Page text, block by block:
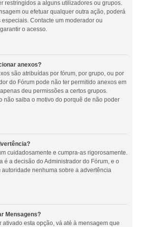
restringidos a alguns utilizadores ou grupos.
ou efetuar qualquer outra ação, poderá
Contacte um moderador ou
o acesso.
anexos?
são atribuídas por fórum, por grupo, ou por
do Fórum pode não ter permitido anexos em
deu permissões a certos grupos.
não saiba o motivo do porquê de não poder
cuidadosamente e cumpra-as rigorosamente.
é a decisão do Administrador do Fórum, e o
nenhuma sobre a advertência
Mensagens?
ativado esta opção, vá até à mensagem que